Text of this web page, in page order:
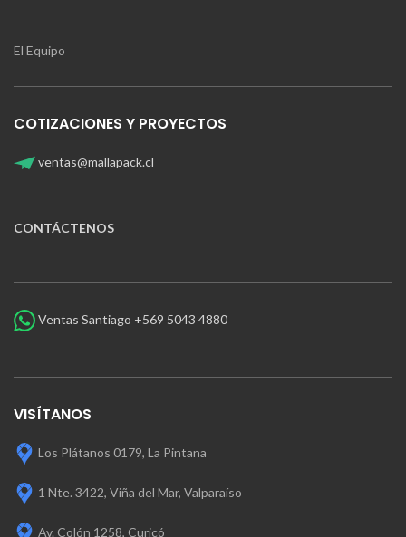
El Equipo
COTIZACIONES Y PROYECTOS
ventas@mallapack.cl
CONTÁCTENOS
Ventas Santiago +569 5043 4880
VISÍTANOS
Los Plátanos 0179, La Pintana
1 Nte. 3422, Viña del Mar, Valparaíso
Av. Colón 1258, Curicó